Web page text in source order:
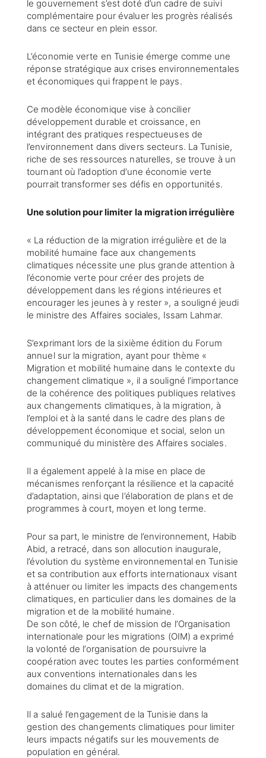
le gouvernement s’est doté d’un cadre de suivi
complémentaire pour évaluer les progrès réalisés
dans ce secteur en plein essor.
L’économie verte en Tunisie émerge comme une
réponse stratégique aux crises environnementales
et économiques qui frappent le pays.
Ce modèle économique vise à concilier
développement durable et croissance, en
intégrant des pratiques respectueuses de
l’environnement dans divers secteurs. La Tunisie,
riche de ses ressources naturelles, se trouve à un
tournant où l’adoption d’une économie verte
pourrait transformer ses défis en opportunités.
Une solution pour limiter la migration irrégulière
« La réduction de la migration irrégulière et de la
mobilité humaine face aux changements
climatiques nécessite une plus grande attention à
l’économie verte pour créer des projets de
développement dans les régions intérieures et
encourager les jeunes à y rester », a souligné jeudi
le ministre des Affaires sociales, Issam Lahmar.
S’exprimant lors de la sixième édition du Forum
annuel sur la migration, ayant pour thème «
Migration et mobilité humaine dans le contexte du
changement climatique », il a souligné l’importance
de la cohérence des politiques publiques relatives
aux changements climatiques, à la migration, à
l’emploi et à la santé dans le cadre des plans de
développement économique et social, selon un
communiqué du ministère des Affaires sociales.
Il a également appelé à la mise en place de
mécanismes renforçant la résilience et la capacité
d’adaptation, ainsi que l’élaboration de plans et de
programmes à court, moyen et long terme.
Pour sa part, le ministre de l’environnement, Habib
Abid, a retracé, dans son allocution inaugurale,
l’évolution du système environnemental en Tunisie
et sa contribution aux efforts internationaux visant
à atténuer ou limiter les impacts des changements
climatiques, en particulier dans les domaines de la
migration et de la mobilité humaine.
De son côté, le chef de mission de l’Organisation
internationale pour les migrations (OIM) a exprimé
la volonté de l’organisation de poursuivre la
coopération avec toutes les parties conformément
aux conventions internationales dans les
domaines du climat et de la migration.
Il a salué l’engagement de la Tunisie dans la
gestion des changements climatiques pour limiter
leurs impacts négatifs sur les mouvements de
population en général.